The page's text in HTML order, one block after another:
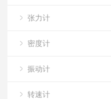
张力计
密度计
振动计
转速计